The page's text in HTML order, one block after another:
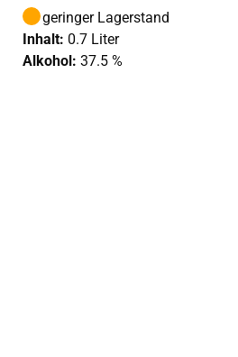
geringer Lagerstand
Inhalt: 0.7 Liter
Alkohol: 37.5 %